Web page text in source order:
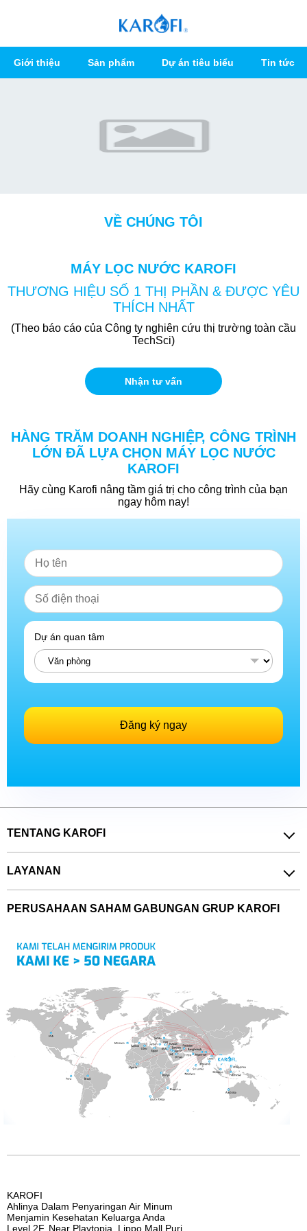
Giới thiệu Sản phẩm Dự án tiêu biểu Tin tức
VỀ CHÚNG TÔI
MÁY LỌC NƯỚC KAROFI
THƯƠNG HIỆU SỐ 1 THỊ PHẦN & ĐƯỢC YÊU
THÍCH NHẤT
(Theo báo cáo của Công ty nghiên cứu thị trường toàn cầu
TechSci)
Nhận tư vấn
HÀNG TRĂM DOANH NGHIỆP, CÔNG TRÌNH
LỚN ĐÃ LỰA CHỌN MÁY LỌC NƯỚC
KAROFI
Hãy cùng Karofi nâng tầm giá trị cho công trình của bạn
ngay hôm nay!
Dự án quan tâm
Đăng ký ngay
TENTANG KAROFI
LAYANAN
PERUSAHAAN SAHAM GABUNGAN GRUP KAROFI
KAROFI
Ahlinya Dalam Penyaringan Air Minum
Menjamin Kesehatan Keluarga Anda
Level 2F, Near Playtopia, Lippo Mall Puri